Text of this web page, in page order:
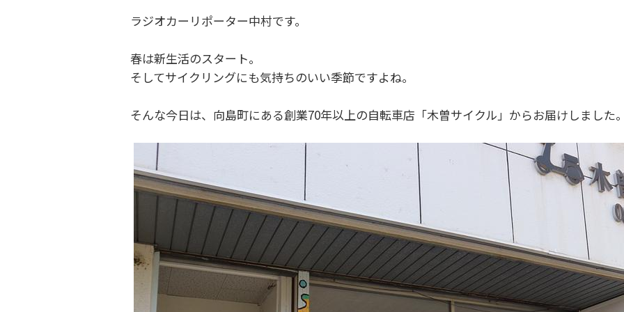
ラジオカーリポーター中村です。
春は新生活のスタート。
そしてサイクリングにも気持ちのいい季節ですよね。
そんな今日は、向島町にある創業70年以上の自転車店「木曽サイクル」からお届けしました